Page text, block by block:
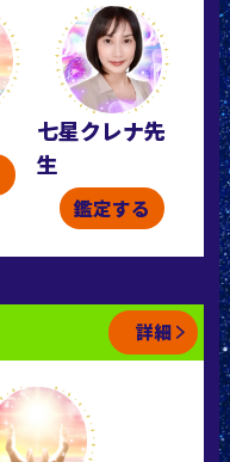
七星クレナ先
生
鑑定する
詳細